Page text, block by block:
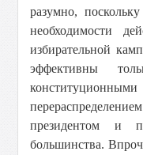
разумно,
необходимости
избирательной
эффективны
президентом и
большинства.